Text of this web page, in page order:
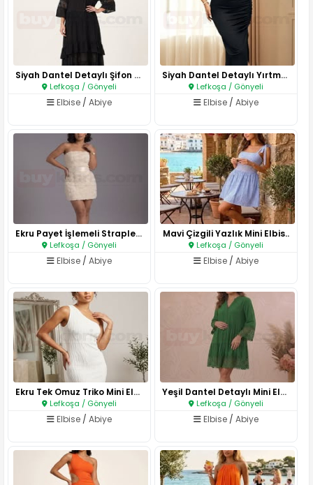
Siyah Dantel Detaylı Şifon Elb..
Lefkoşa / Gönyeli
Elbise / Abiye
Siyah Dantel Detaylı Yırtmaçlı..
Lefkoşa / Gönyeli
Elbise /Abiye
Ekru Payet İşlemeli Straplez M..
Lefkoşa / Gönyeli
Elbise / Abiye
Mavi Çizgili Yazlık Mini Elbis..
Lefkoşa / Gönyeli
Elbise /Abiye
Ekru Tek Omuz Triko Mini Elbis..
Lefkoşa / Gönyeli
Elbise / Abiye
Yeşil Dantel Detaylı Mini Elbi..
Lefkoşa / Gönyeli
Elbise /Abiye